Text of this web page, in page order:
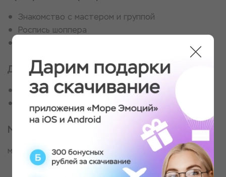
Знакомство с мастером и группой
Роспись шоппера
Для кого
Для настоящих творцов
Для любителей необычных вещей
Место проведения
м. Бауманская